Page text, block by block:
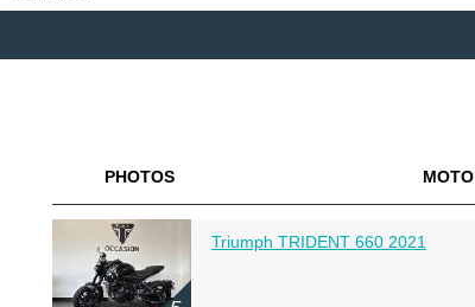
PHOTOS MOTO
Triumph TRIDENT 660 2021